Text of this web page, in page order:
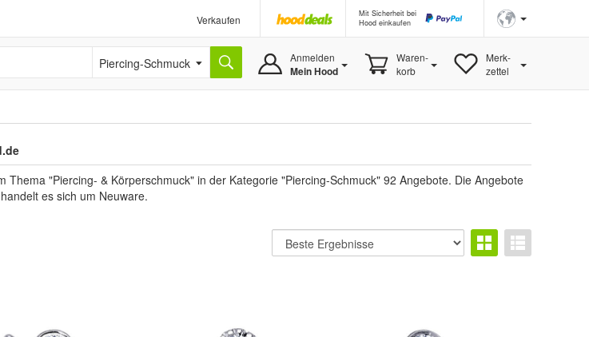
Verkaufen
Mit Sicherheit bei
Hood einkaufen
Piercing-Schmuck Anmelden
Mein Hood
Waren-
korb
Merk-
zettel
Thema "Piercing- & Körperschmuck" in der Kategorie "Piercing-Schmuck" 92 Angebote. Die Angebote
es sich um Neuware.